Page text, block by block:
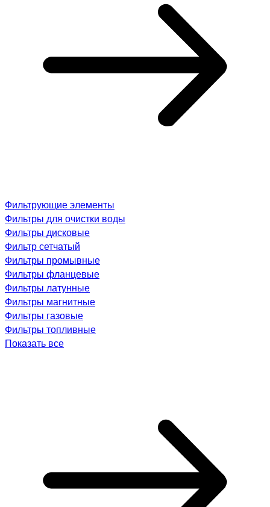
Фильтрующие элементы
Фильтры для очистки воды
Фильтры дисковые
Фильтр сетчатый
Фильтры промывные
Фильтры фланцевые
Фильтры латунные
Фильтры магнитные
Фильтры газовые
Фильтры топливные
Показать все